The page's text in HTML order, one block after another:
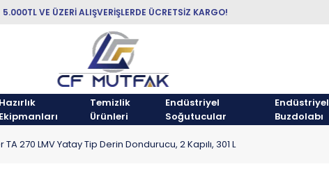
5.000TL VE ÜZERİ ALIŞVERİŞLERDE ÜCRETSİZ KARGO!
Hazırlık
Ekipmanları
Temizlik
Ürünleri
Endüstriyel
Soğutucular
Endüstriyel
Buzdolabı
270 LMV Yatay Tip Derin Dondurucu, 2 Kapılı, 301 L